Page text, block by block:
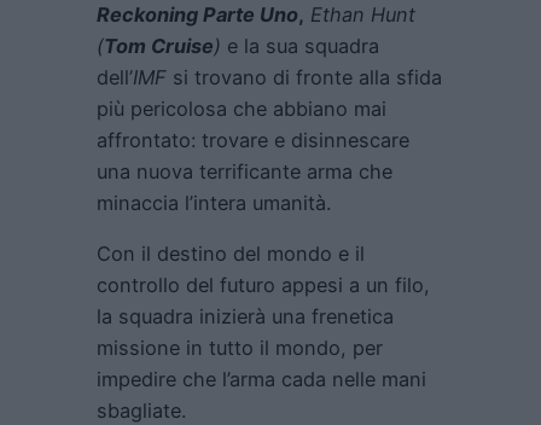
Reckoning Parte Uno, Ethan Hunt
(Tom Cruise) e la sua squadra
dell’IMF si trovano di fronte alla sfida
più pericolosa che abbiano mai
affrontato: trovare e disinnescare
una nuova terrificante arma che
minaccia l’intera umanità.
Con il destino del mondo e il
controllo del futuro appesi a un filo,
la squadra inizierà una frenetica
missione in tutto il mondo, per
impedire che l’arma cada nelle mani
sbagliate.